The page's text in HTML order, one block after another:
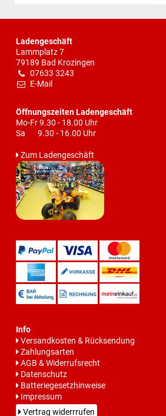
Ladengeschäft
Lammplatz 7
79189 Bad Krozingen
07633 3243
E-Mail
Öffnungszeiten Ladengeschäft
Mo-Fr 9.30 - 18.00 Uhr
Sa 9.30 - 16.00 Uhr
Zum Ladengeschäft
Info
Versandkosten & Rücksendung
Zahlungsarten
AGB & Widerrufsrecht
Datenschutz
Batteriegesetzhinweise
Impressum
Vertrag widerrrufen